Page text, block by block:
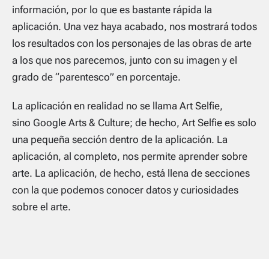
información, por lo que es bastante rápida la
aplicación. Una vez haya acabado, nos mostrará todos
los resultados con los personajes de las obras de arte
a los que nos parecemos, junto con su imagen y el
grado de “parentesco” en porcentaje.
La aplicación en realidad no se llama Art Selfie,
sino Google Arts & Culture; de hecho, Art Selfie es solo
una pequeña sección dentro de la aplicación. La
aplicación, al completo, nos permite aprender sobre
arte. La aplicación, de hecho, está llena de secciones
con la que podemos conocer datos y curiosidades
sobre el arte.